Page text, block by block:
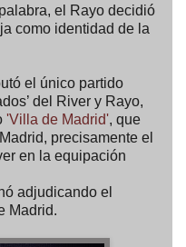
el Rayo decidió
como identidad de la
el único partido
del River y Rayo,
'Villa de Madrid', que
precisamente el
en la equipación
adjudicando el
Madrid.